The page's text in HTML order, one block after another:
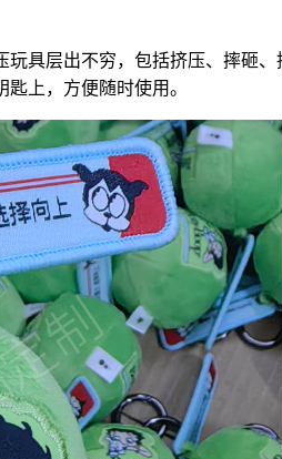
具层出不穷，包括挤压、摔砸
上，方便随时使用。